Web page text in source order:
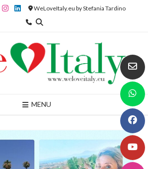
WeLoveItaly.eu by Stefania Tardino
MENU